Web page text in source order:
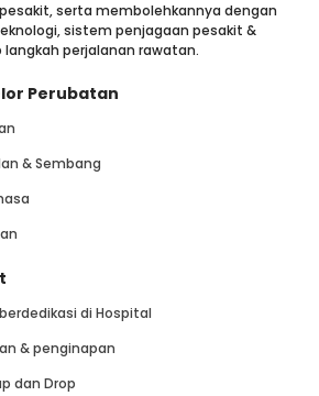
serta membolehkannya dengan
sistem penjagaan pesakit &
perjalanan rawatan.
Perubatan
& Sembang
di Hospital
& penginapan
dan Drop